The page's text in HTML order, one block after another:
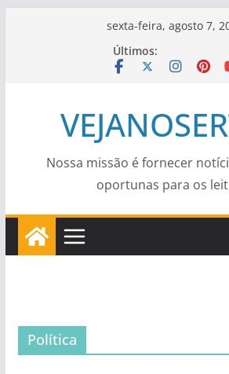
sexta-feira, agosto 7,
Últimos:
Nossa missão é fornecer
oportunas para os
Política